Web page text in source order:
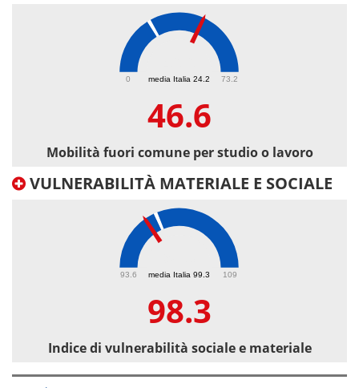
media Italia 24.2
0 73.2
46.6
Mobilità fuori comune per studio o lavoro
VULNERABILITÀ MATERIALE E SOCIALE
media Italia 99.3
93.6 109
98.3
Indice di vulnerabilità sociale e materiale